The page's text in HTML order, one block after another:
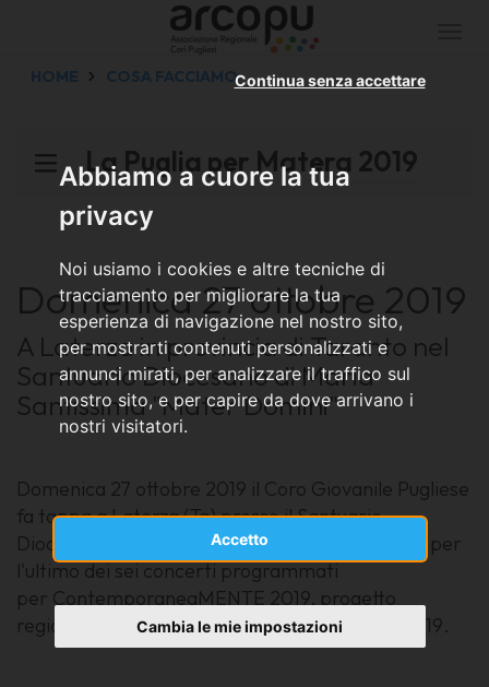
Abbiamo a cuore la tua
privacy
Noi usiamo i cookies e altre tecniche di
tracciamento per migliorare la tua
esperienza di navigazione nel nostro sito,
per mostrarti contenuti personalizzati e
annunci mirati, per analizzare il traffico sul
nostro sito, e per capire da dove arrivano i
nostri visitatori.
Accetto
Continua senza accettare
Cambia le mie impostazioni
HOME COSA FACCIAMO
La Puglia per Matera 2019
Domenica 27 ottobre 2019
A Laterza in provincia di Taranto nel
Santuario Diocesano di Maria
Santissima "Mater Domini"
Domenica 27 ottobre 2019 il Coro Giovanile Pugliese
fa tappa a Laterza (Ta) presso il Santuario
Diocesano di Maria Santissima "Mater Domini" per
l'ultimo dei sei concerti programmati
per ContemporaneaMENTE 2019, progetto
regionale denominatoLa Puglia per Matera 2019.